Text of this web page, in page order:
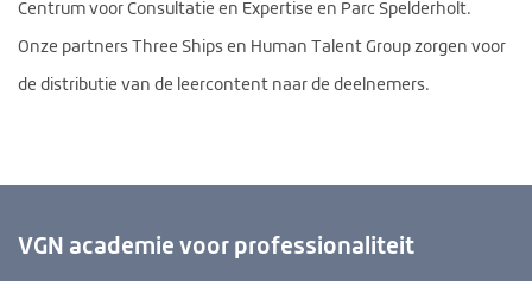
Centrum voor Consultatie en Expertise en Parc Spelderholt.
Onze partners Three Ships en Human Talent Group zorgen voor
de distributie van de leercontent naar de deelnemers.
VGN academie voor professionaliteit